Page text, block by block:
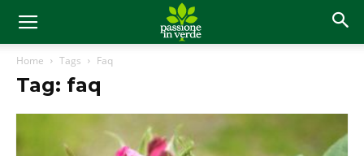
Home Tags Faq
Tag: faq